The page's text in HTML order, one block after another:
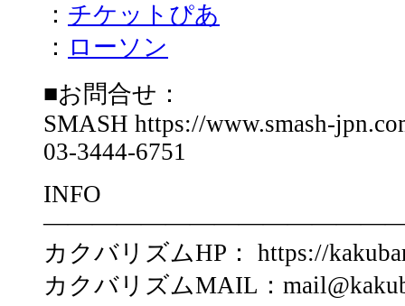
： チケットぴあ
： ローソン
■お問合せ：
SMASH https://www.smash-
03-3444-6751
INFO
カクバリズムHP： https://
カクバリズムMAIL：